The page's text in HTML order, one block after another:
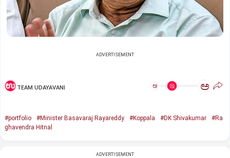
ADVERTISEMENT
TEAM UDAYAVANI ಅ ಅ
#portfolio #Minister Basavaraj Rayareddy #Koppala #DK Shivakumar
#Ra
ghavendra Hitnal
ADVERTISEMENT